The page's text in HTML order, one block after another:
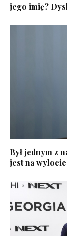
jego imię?
Był jednym z
jest na wylocie